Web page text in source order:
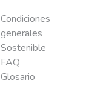
Condiciones
generales
Sostenible
FAQ
Glosario